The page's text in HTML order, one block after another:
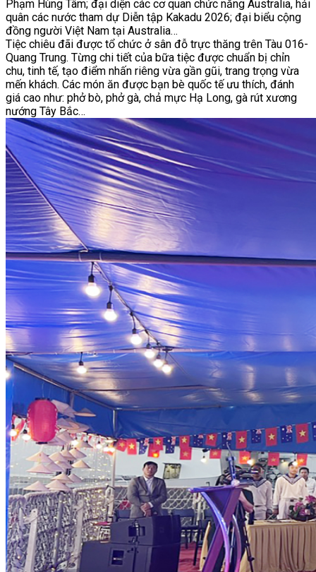
Phạm Hùng Tâm; đại diện các cơ quan chức năng Australia, hải
quân các nước tham dự Diễn tập Kakadu 2026; đại biểu cộng
đồng người Việt Nam tại Australia…
Tiệc chiêu đãi được tổ chức ở sân đỗ trực thăng trên Tàu 016-
Quang Trung. Từng chi tiết của bữa tiệc được chuẩn bị chỉn
chu, tinh tế, tạo điểm nhấn riêng vừa gần gũi, trang trọng vừa
mến khách. Các món ăn được bạn bè quốc tế ưu thích, đánh
giá cao như: phở bò, phở gà, chả mực Hạ Long, gà rút xương
nướng Tây Bắc…